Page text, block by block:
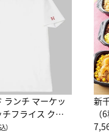
ランチ マーケッ
チフライス クル
半袖Ｔシャツ
）
新
（